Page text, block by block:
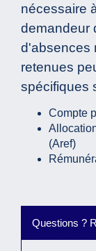
nécessaire
demandeur
d'absences
retenues
spécifiques
Compte
(Aref)
Questions ?